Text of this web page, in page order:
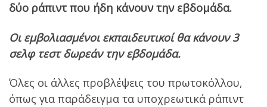
δύο ράπιντ που ήδη κάνουν την εβδομάδα.
Οι εμβολιασμένοι εκπαιδευτικοί θα κάνουν 3
σελφ τεστ δωρεάν την εβδομάδα.
Όλες οι άλλες προβλέψεις του πρωτοκόλλου,
όπως για παράδειγμα τα υποχρεωτικά ράπιντ